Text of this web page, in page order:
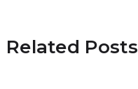
Related Posts